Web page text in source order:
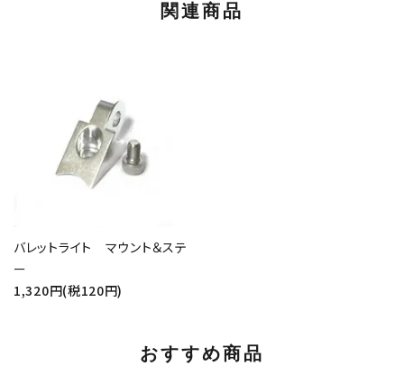
関連商品
バレットライト マウント＆ステ
ー
1,320円(税120円)
おすすめ商品